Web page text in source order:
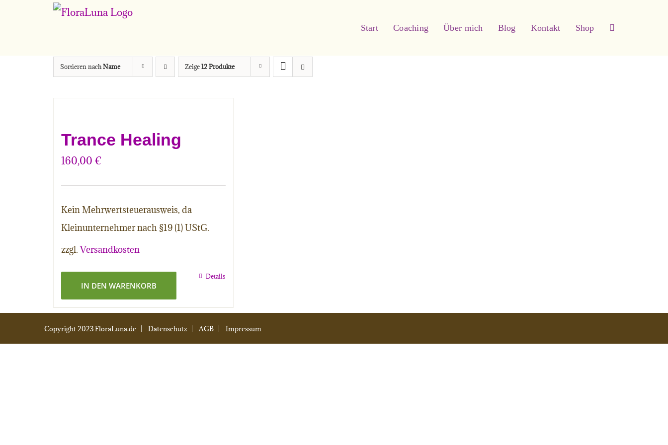
Start Coaching Über mich Blog Kontakt Shop
Sortieren nachName Zeige12 Produkte
Trance Healing
160,00€
Kein Mehrwertsteuerausweis, da
Kleinunternehmer nach §19 (1) UStG.
zzgl.Versandkosten
IN DEN WARENKORB
Details
Copyright 2023 FloraLuna.de |Datenschutz |AGB |Impressum